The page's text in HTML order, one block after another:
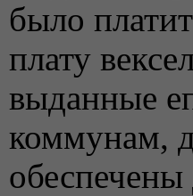
было
плату
выданные
коммунам,